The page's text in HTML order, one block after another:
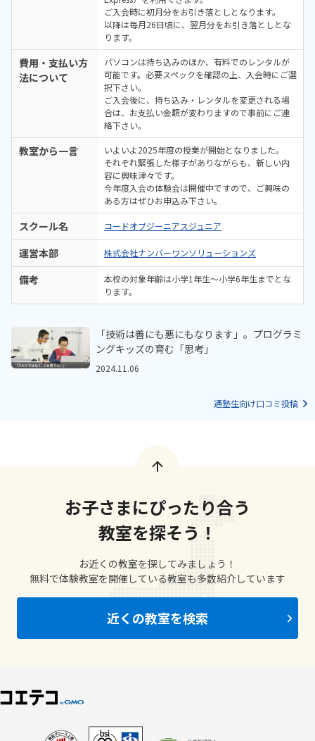
ご入会時に初月分をお引き落としとなります。
以降は毎月26日頃に、翌月分をお引き落としとな
ります。
費用・支払い方
法について
パソコンは持ち込みのほか、有料でのレンタルが
可能です。必要スペックを確認の上、入会時にご選
択下さい。
ご入会後に、持ち込み・レンタルを変更される場
合は、お支払い金額が変わりますので事前にご連
絡下さい。
教室から一言
いよいよ2025年度の授業が開始となりました。
それぞれ緊張した様子がありながらも、新しい内
容に興味津々です。
今年度入会の体験会は開催中ですので、ご興味の
ある方はぜひお申込み下さい。
スクール名 コードオブジーニアスジュニア
運営本部 株式会社ナンバーワンソリューションズ
備考
本校の対象年齢は小学1年生～小学6年生までとな
ります。
「技術は善にも悪にもなります」。プログラミ
ングキッズの育む「思考」
2024.11.06
通塾生向け口コミ投稿
お子さまにぴったり合う
教室を探そう！
お近くの教室を探してみましょう！
無料で体験教室を開催している教室も多数紹介しています
近くの教室を検索